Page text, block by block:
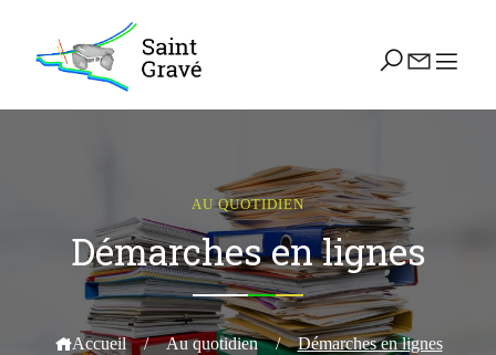
AU QUOTIDIEN
Démarches en lignes
Accueil / Au quotidien / Démarches en lignes